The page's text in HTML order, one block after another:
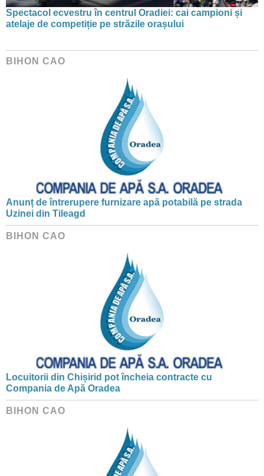
Spectacol ecvestru în centrul Oradiei: cai campioni și
atelaje de competiție pe străzile orașului
BIHON CAO
Anunț de întrerupere furnizare apă potabilă pe strada
Uzinei din Tileagd
BIHON CAO
Locuitorii din Chișirid pot încheia contracte cu
Compania de Apă Oradea
BIHON CAO